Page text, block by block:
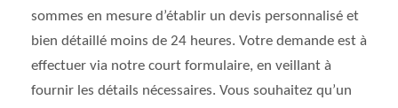
sommes en mesure d’établir un devis personnalisé et
bien détaillé moins de 24 heures. Votre demande est à
effectuer via notre court formulaire, en veillant à
fournir les détails nécessaires. Vous souhaitez qu’un